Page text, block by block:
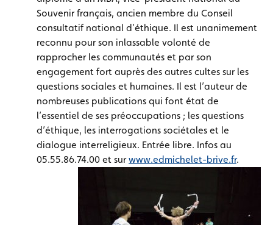
Souvenir français, ancien membre du Conseil
consultatif national d’éthique. Il est unanimement
reconnu pour son inlassable volonté de
rapprocher les communautés et par son
engagement fort auprès des autres cultes sur les
questions sociales et humaines. Il est l’auteur de
nombreuses publications qui font état de
l’essentiel de ses préoccupations ; les questions
d’éthique, les interrogations sociétales et le
dialogue interreligieux. Entrée libre. Infos au
05.55.86.74.00 et surwww.edmichelet-brive.fr.